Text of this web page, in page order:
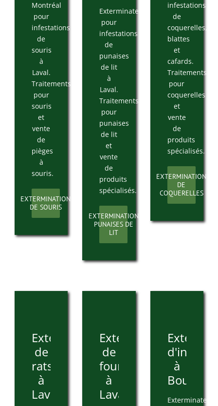
Montréal
pour
infestations
de
souris
à
Laval.
Traitements
pour
souris
et
vente
de
pièges
à
souris.
EXTERMINATION
DE SOURIS
Exterminateur
pour
infestations
de
punaises
de lit
à
Laval.
Traitements
pour
punaises
de lit
et
vente
de
produits
spécialisés.
EXTERMINATION
PUNAISES DE
LIT
infestations
de
coquerelles,
blattes
et
cafards.
Traitements
pour
coquerelles
et
vente
de
produits
spécialisés.
EXTERMINATION
DE
COQUERELLES
Extermination
de
rats
à
Laval
Extermination
de
fourmis
à
Laval
à
Exterminateur